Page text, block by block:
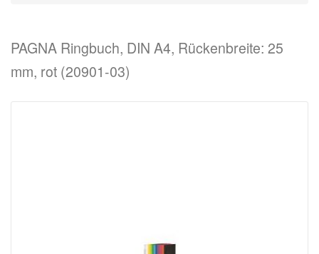
PAGNA Ringbuch, DIN A4, Rückenbreite: 25
mm, rot (20901-03)